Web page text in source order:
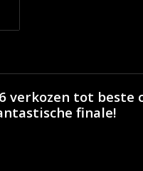
verkozen tot beste
finale!